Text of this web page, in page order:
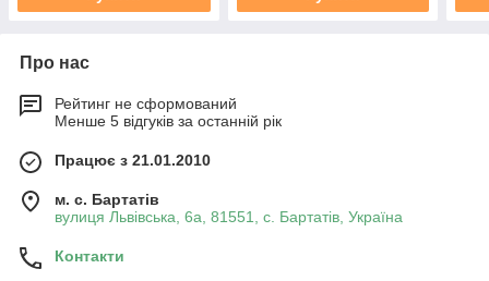
Про нас
Рейтинг не сформований
Менше 5 відгуків за останній рік
Працює з 21.01.2010
м. с. Бартатів
вулиця Львівська, 6а, 81551, с. Бартатів, Україна
Контакти